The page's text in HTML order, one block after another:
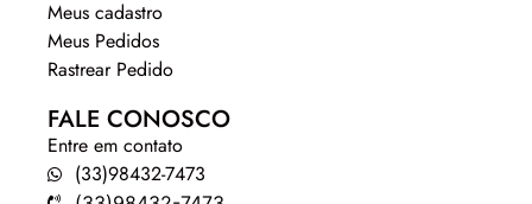
Meus cadastro
Meus Pedidos
Rastrear Pedido
FALE CONOSCO
Entre em contato
(33)98432-7473